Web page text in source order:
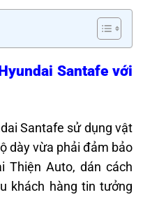
Santafe với
Santafe sử dụng vật
dày vừa phải đảm bảo
Thiện Auto, dán cách
khách hàng tin tưởng